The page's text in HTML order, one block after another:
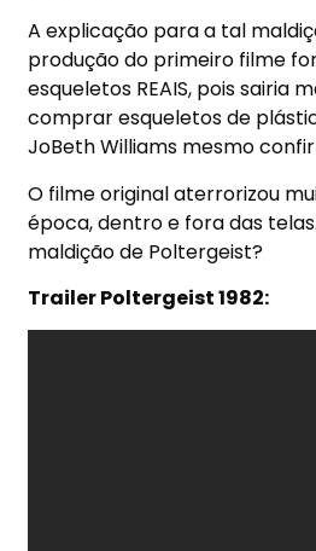
A explicação para a tal
produção do primeiro filme
esqueletos REAIS, pois sairia
comprar esqueletos de
JoBeth Williams mesmo
O filme original aterrorizou
época, dentro e fora das
maldição de Poltergeist?
Trailer Poltergeist 1982: